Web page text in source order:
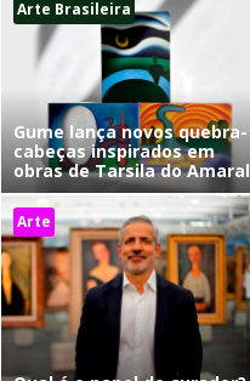
Arte Brasileira
Gume lança novos quebra-
cabeças inspirados em
obras de Tarsila do Amaral
Arte